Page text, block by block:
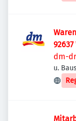
dm-
u.